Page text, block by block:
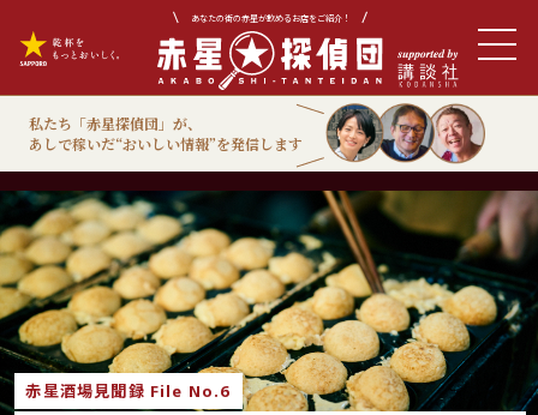
あなたの街の赤星が飲めるお店をご紹介！
私たち「赤星探偵団」が、
あしで稼いだ“おいしい情報”を発信します
赤星酒場見聞録 File No.6